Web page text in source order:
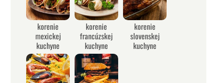
korenie
mexickej
kuchyne
korenie
francúzskej
kuchyne
korenie
slovenskej
kuchyne